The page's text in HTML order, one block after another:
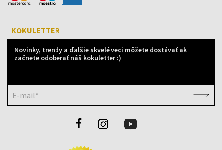
KOKULETTER
Novinky, trendy a ďalšie skvelé veci môžete dostávať ak
začnete odoberať náš kokuletter :)
E-mail*